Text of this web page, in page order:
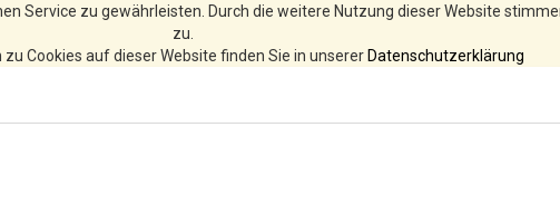
Service zu gewährleisten. Durch die weitere Nutzung dieser Website
zu.
Cookies auf dieser Website finden Sie in unserer Datenschutzerklärung